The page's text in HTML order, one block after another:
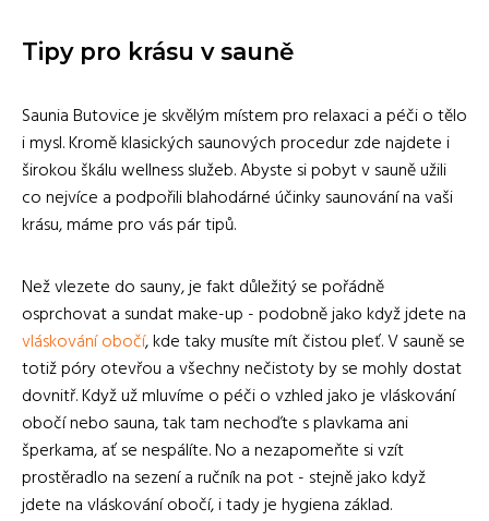
Tipy pro krásu v sauně
Saunia Butovice je skvělým místem pro relaxaci a péči o tělo
i mysl. Kromě klasických saunových procedur zde najdete i
širokou škálu wellness služeb. Abyste si pobyt v sauně užili
co nejvíce a podpořili blahodárné účinky saunování na vaši
krásu, máme pro vás pár tipů.
Než vlezete do sauny, je fakt důležitý se pořádně
osprchovat a sundat make-up - podobně jako když jdete na
vláskování obočí, kde taky musíte mít čistou pleť. V sauně se
totiž póry otevřou a všechny nečistoty by se mohly dostat
dovnitř. Když už mluvíme o péči o vzhled jako je vláskování
obočí nebo sauna, tak tam nechoďte s plavkama ani
šperkama, ať se nespálíte. No a nezapomeňte si vzít
prostěradlo na sezení a ručník na pot - stejně jako když
jdete na vláskování obočí, i tady je hygiena základ.